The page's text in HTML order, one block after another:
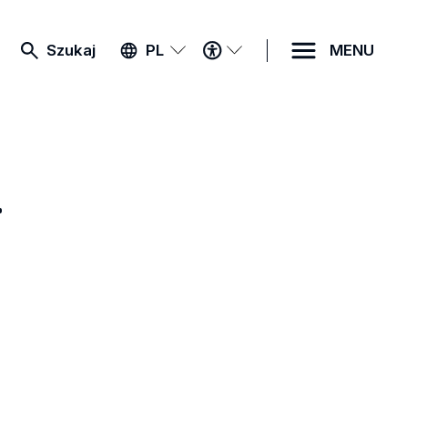
Szukaj PL
MENU
DOSTĘPNOŚCI
MENU